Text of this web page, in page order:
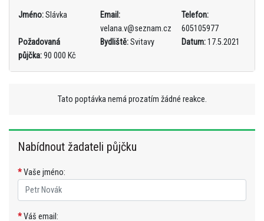
Jméno:Slávka
Email:
velana.v@seznam.cz
Telefon:
605105977
Požadovaná
půjčka:90 000 Kč
Bydliště:Svitavy Datum:17.5.2021
Tato poptávka nemá prozatím žádné reakce.
Nabídnout žadateli půjčku
*Vaše jméno:
*Váš email: